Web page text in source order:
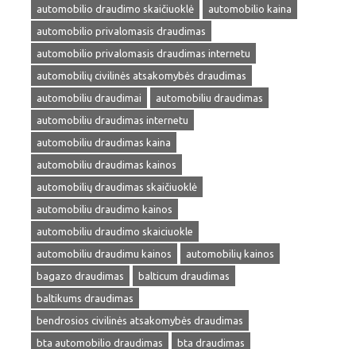
automobilio draudimo skaičiuoklė
automobilio kaina
automobilio privalomasis draudimas
automobilio privalomasis draudimas internetu
automobilių civilinės atsakomybės draudimas
automobiliu draudimai
automobiliu draudimas
automobiliu draudimas internetu
automobiliu draudimas kaina
automobiliu draudimas kainos
automobilių draudimas skaičiuoklė
automobiliu draudimo kainos
automobiliu draudimo skaiciuokle
automobiliu draudimu kainos
automobilių kainos
bagazo draudimas
balticum draudimas
baltikums draudimas
bendrosios civilinės atsakomybės draudimas
bta automobilio draudimas
bta draudimas